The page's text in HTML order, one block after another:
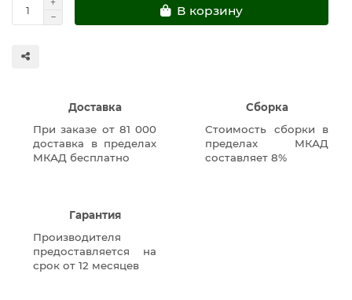
В корзину
Доставка
При заказе от 81 000
доставка в пределах
МКАД бесплатно
Сборка
Стоимость сборки в
пределах МКАД
составляет 8%
Гарантия
Производителя
предоставляется на
срок от 12 месяцев